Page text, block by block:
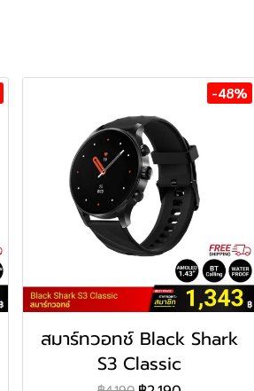
-48%
สมาร์ทวอทช์ Black Shark
S3 Classic